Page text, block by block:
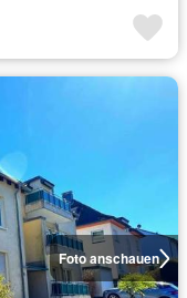
Foto anschauen